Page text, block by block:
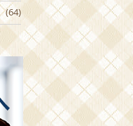
(64)